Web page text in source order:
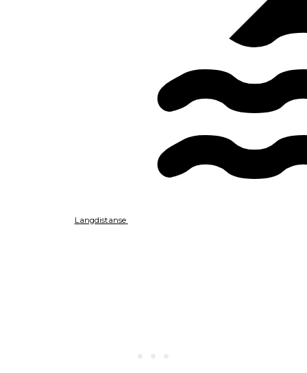
Langdistanse